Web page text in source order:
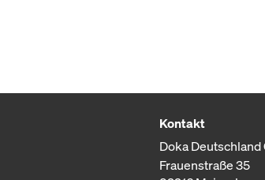
Kontakt
Doka Deutschland
Frauenstraße 35